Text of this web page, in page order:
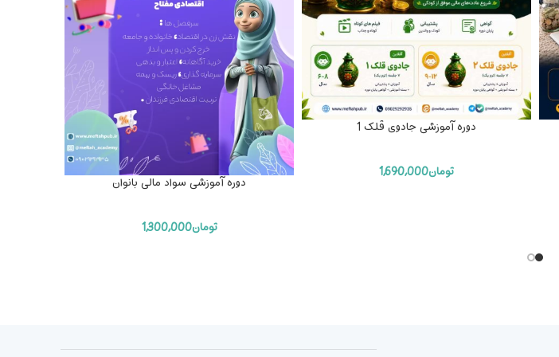
دوره آموزشی جادوی قلک 1
تومان1,690,000
دوره آموزشی سواد مالی بانوان
تومان1,300,000